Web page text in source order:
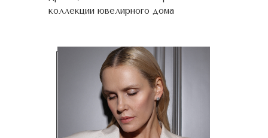
коллекции ювелирного дома